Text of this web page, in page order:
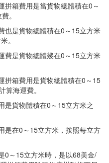
拼箱費用是當貨物總體積在0～
。
也是貨物總體積在0～15立方米
。
費是貨物總體幾在0～15立方米
拼箱費用是貨物總體積在0～15
海運費。
是貨物體積在0～15立方米之
是在0～15立方米，按照每立方
0～15立方米時，是以68美金/